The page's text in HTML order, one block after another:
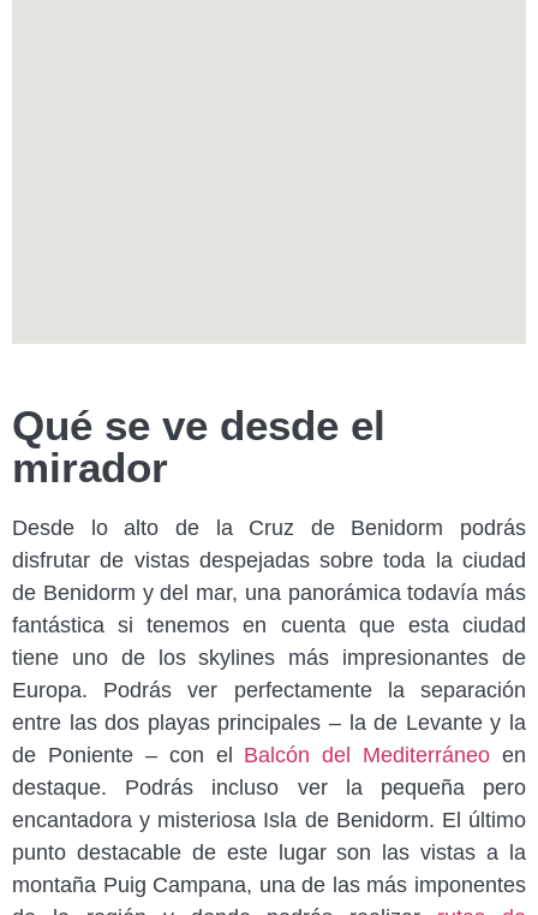
Qué se ve desde el
mirador
Desde lo alto de la Cruz de Benidorm podrás
disfrutar de vistas despejadas sobre toda la ciudad
de Benidorm y del mar, una panorámica todavía más
fantástica si tenemos en cuenta que esta ciudad
tiene uno de los skylines más impresionantes de
Europa. Podrás ver perfectamente la separación
entre las dos playas principales – la de Levante y la
de Poniente – con el Balcón del Mediterráneo en
destaque. Podrás incluso ver la pequeña pero
encantadora y misteriosa Isla de Benidorm. El último
punto destacable de este lugar son las vistas a la
montaña Puig Campana, una de las más imponentes